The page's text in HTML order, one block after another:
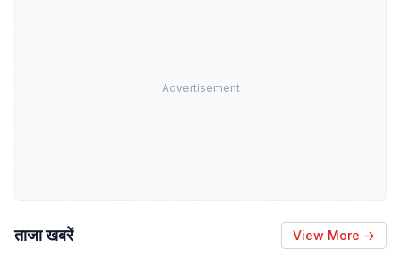
Advertisement
ताजा खबरें View More →